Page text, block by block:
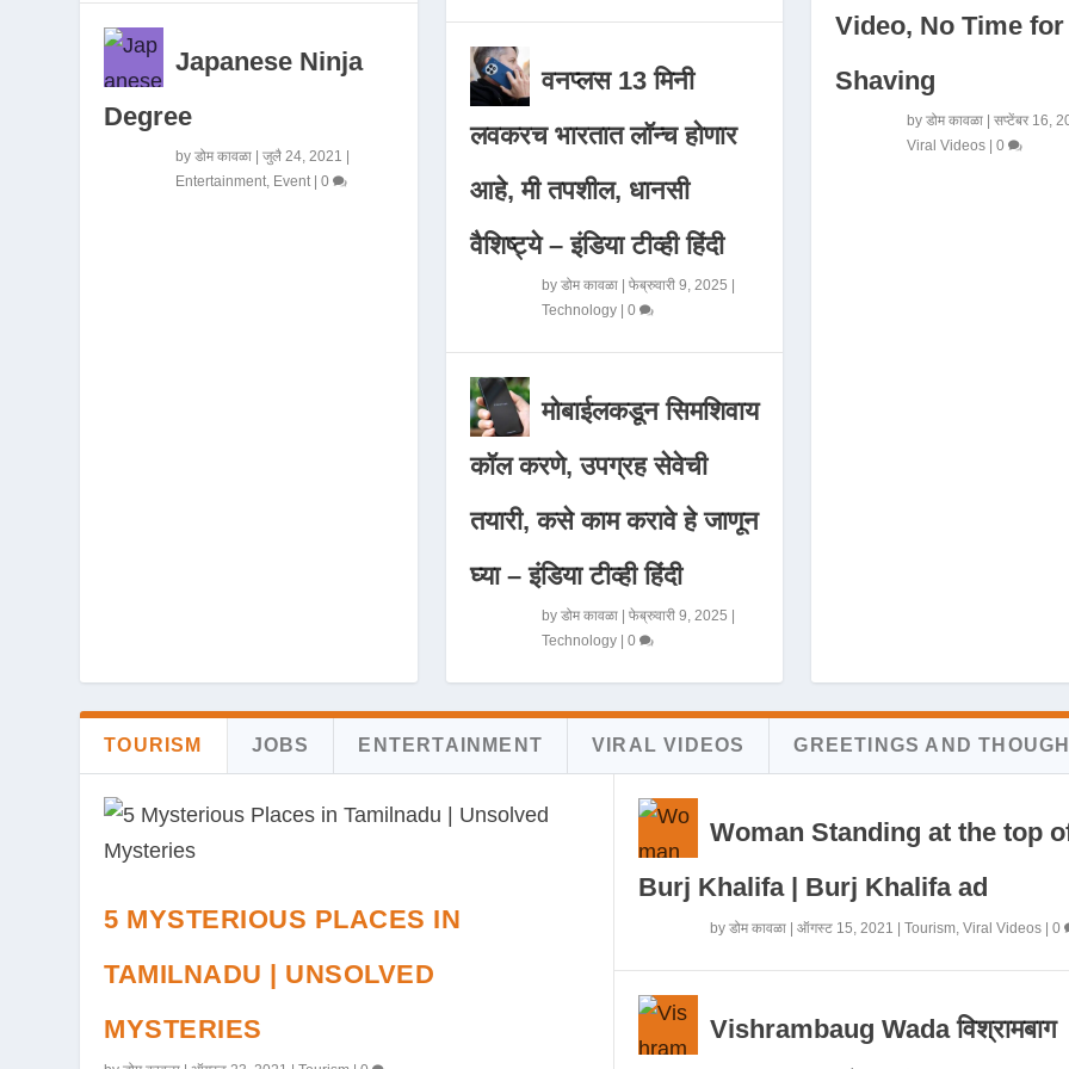
Japanese Ninja
Degree
byडोम कावळा |जुलै 24, 2021 |
Entertainment Event |0
वनप्लस 13 मिनी
लवकरच भारतात लॉन्च होणार
आहे, मी तपशील, धानसी
वैशिष्ट्ये – इंडिया टीव्ही हिंदी
by डोम कावळा| फेब्रुवारी 9, 2025
Technology| 0
मोबाईलकडून सिमशिवाय
कॉल करणे, उपग्रह सेवेची
तयारी, कसे काम करावे हे जाणून
घ्या – इंडिया टीव्ही हिंदी
by डोम कावळा| फेब्रुवारी 9, 2025
Technology| 0
Video, No Time for
Shaving
by डोम कावळा| सप्टेंबर 16,
Viral Videos| 0
TOURISM JOBS ENTERTAINMENT VIRAL VIDEOS GREETINGS AND
5 MYSTERIOUS PLACES IN
TAMILNADU | UNSOLVED
MYSTERIES
Woman Standing at the top
Burj Khalifa | Burj Khalifa ad
by डोम कावळा| ऑगस्ट 15, 2021 Tourism, Viral Videos| 0
Vishrambaug Wada विश्रामबाग